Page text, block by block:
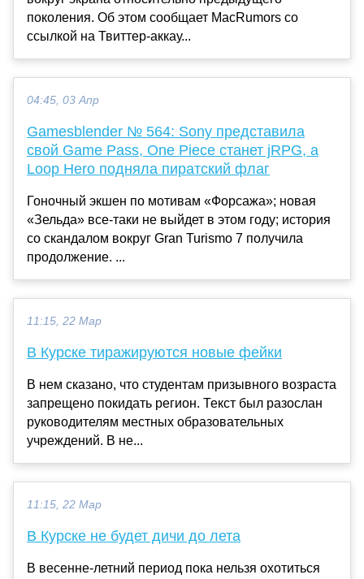
поколения. Об этом сообщает MacRumors со
ссылкой на Твиттер-аккау...
04:45, 03 Апр
Gamesblender № 564: Sony представила
свой Game Pass, One Piece станет jRPG, а
Loop Hero подняла пиратский флаг
Гоночный экшен по мотивам «Форсажа»; новая
«Зельда» все-таки не выйдет в этом году; история
со скандалом вокруг Gran Turismo 7 получила
продолжение. ...
11:15, 22 Мар
В Курске тиражируются новые фейки
В нем сказано, что студентам призывного возраста
запрещено покидать регион. Текст был разослан
руководителям местных образовательных
учреждений. В не...
11:15, 22 Мар
В Курске не будет дичи до лета
В весенне-летний период пока нельзя охотиться